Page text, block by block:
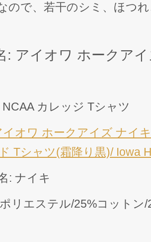
ので、若干のシミ、ほつ
: アイオワ ホークア
カレッジ Tシャツ
イオワ ホークアイズ ナイ
Tシャツ(霜降り黒)/ Iowa
: ナイキ
リエステル/25%コットン